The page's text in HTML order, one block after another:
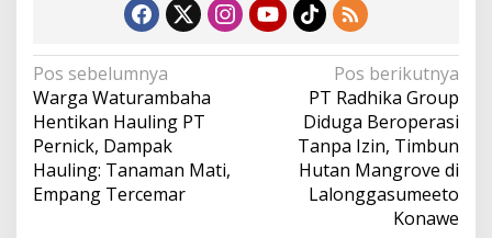
N
a
v
i
g
Pos sebelumnya
Warga Waturambaha
Hentikan Hauling PT
Pernick, Dampak
Hauling: Tanaman Mati,
Empang Tercemar
Pos berikutnya
PT Radhika Group
Diduga Beroperasi
Tanpa Izin, Timbun
Hutan Mangrove di
Lalonggasumeeto
Konawe